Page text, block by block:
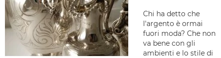
Chi ha detto che
l'argento è ormai
fuori moda? Che non
va bene con gli
ambienti e lo stile di